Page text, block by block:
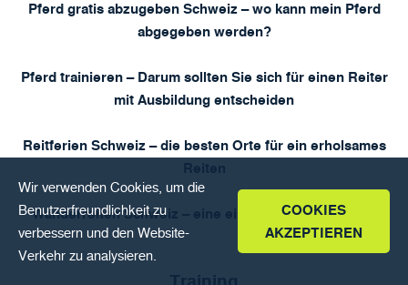
Pferd gratis abzugeben Schweiz – wo kann mein Pferd
abgegeben werden?
Pferd trainieren – Darum sollten Sie sich für einen Reiter
mit Ausbildung entscheiden
Reitferien Schweiz – die besten Orte für ein erholsames
Reiten
Wanderreiten Schweiz – eine einmalige Naturaktivität
Wir verwenden Cookies, um die
Benutzerfreundlichkeit zu
verbessern und den Website-
Verkehr zu analysieren.
COOKIES
AKZEPTIEREN